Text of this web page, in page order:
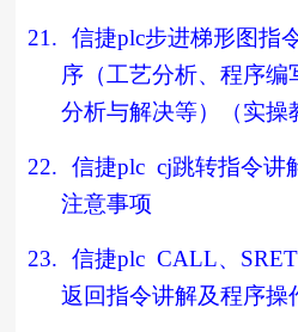
21. 信捷plc步进梯形图指
序（工艺分析、程序编
分析与解决等）（实操
22. 信捷plc cj跳转指令讲
注意事项
23. 信捷plc CALL、 SRET
返回指令讲解及程序操